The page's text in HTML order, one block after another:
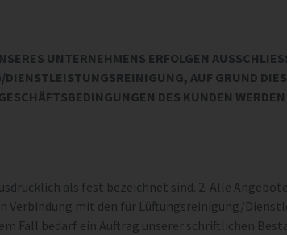
UNTERNEHMENS ERFOLGEN
AUF GRUND
DES KUNDEN
als fest bezeichnet sind. 2. Alle
Verbindung mit den für Lüftungsreinigung/
Fall bedarf ein Auftrag unserer schriftlichen